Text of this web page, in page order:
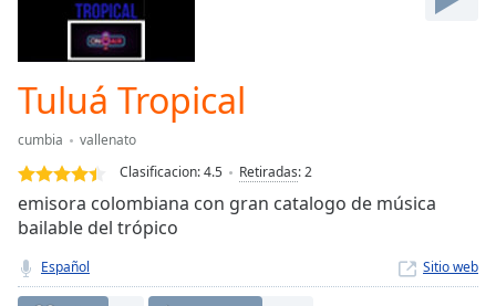
Mute
Current
Time0:00
Loaded:
0.00%
Stream
Seek to
live,
Tuluá Tropical
cumbia
vallenato
Clasificacion:4.5 Retiradas:2
emisora colombiana con gran catalogo de música
bailable del trópico
Español Sitio web